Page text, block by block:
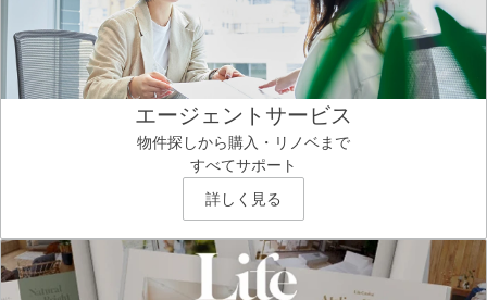
エージェントサービス
物件探しから購入・リノベまで
すべてサポート
詳しく見る